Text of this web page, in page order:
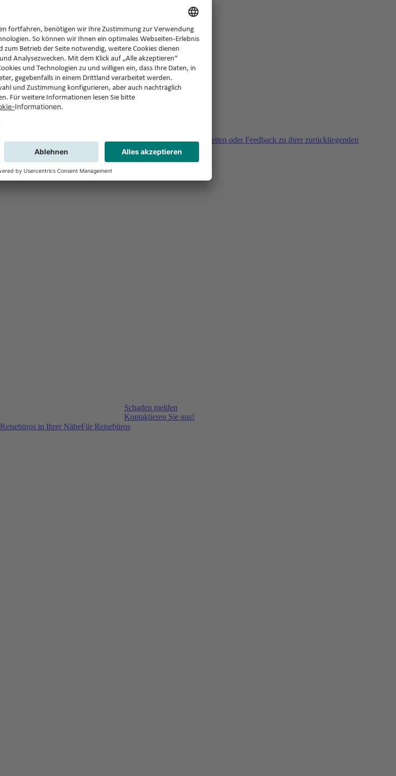
Sie haben Fragen, Unklarheiten oder Feedback zu ihrer zurückliegenden
Buchung?
Schaden melden
Kontaktieren Sie uns!
Reisebüros in Ihrer NäheFür Reisebüros